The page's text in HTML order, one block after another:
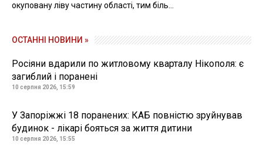
окуповану ліву частину області, тим біль...
ОСТАННІ НОВИНИ »
Росіяни вдарили по житловому кварталу Нікополя: є
загиблий і поранені
10 серпня 2026, 15:59
У Запоріжжі 18 поранених: КАБ повністю зруйнував
будинок - лікарі бояться за життя дитини
10 серпня 2026, 15:55